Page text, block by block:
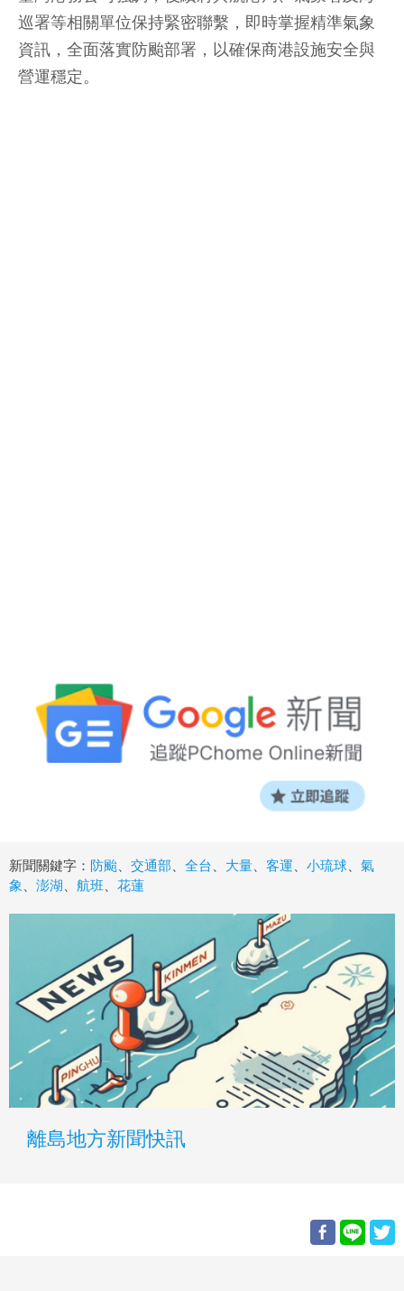
巡署等相關單位保持緊密聯繫，即時掌握精準氣象
資訊，全面落實防颱部署，以確保商港設施安全與
營運穩定。
新聞關鍵字： 防颱 交通部 全台 大量 客運 小琉球
氣
象
澎湖 航班 花蓮
離島地方新聞快訊